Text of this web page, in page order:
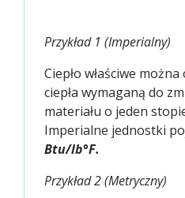
Przykład 1 (Imperialny)
Ciepło właściwe
ciepła wymaganą do
materiału o jeden
Imperialne jednostki
Btu/lb°F.
Przykład 2 (Metryczny)